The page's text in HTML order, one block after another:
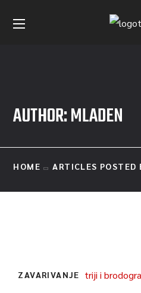
AUTHOR: MLADEN
HOME ARTICLES POSTED
ZAVARIVANJE